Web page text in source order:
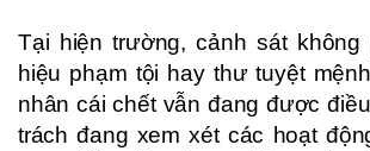
Tại hiện trường, cảnh sát không
hiệu phạm tội hay thư tuyệt
nhân cái chết vẫn đang được
trách đang xem xét các hoạt